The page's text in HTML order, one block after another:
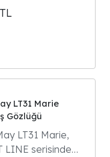
formlu
gözlüğüdür.
özel
TL
LT31 Marie
Gözlüğü
LT31 Marie,
LINE serisinde